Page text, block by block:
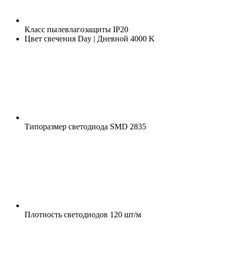
Класс пылевлагозащиты IP20
Цвет свечения Day | Дневной 4000 K
Типоразмер светодиода SMD 2835
Плотность светодиодов 120 шт/м